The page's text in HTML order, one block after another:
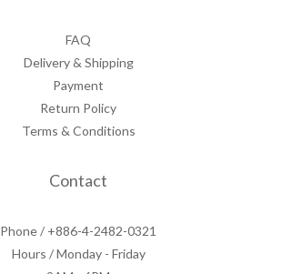
FAQ
Delivery & Shipping
Payment
Return Policy
Terms & Conditions
Contact
Phone / +886-4-2482-0321
Hours / Monday - Friday